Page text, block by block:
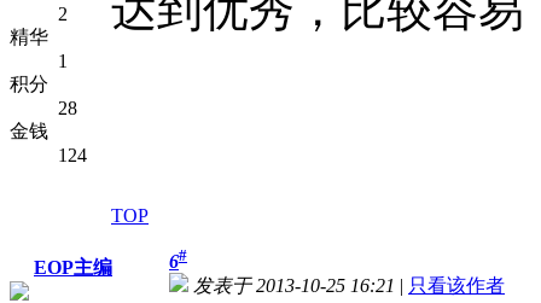
2
精华
1
积分
28
金钱
124
TOP
EOP主编 6#
发表于 2013-10-25 16:21 | 只看该作者